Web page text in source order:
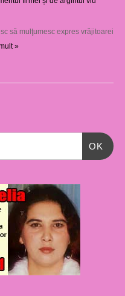
să mulţumesc expres vrăjitoarei
»
OK